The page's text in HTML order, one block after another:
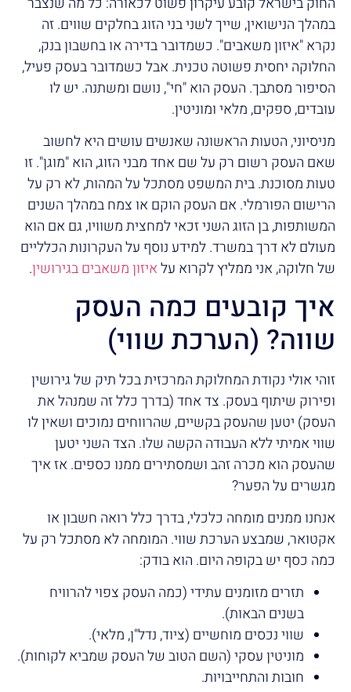
במהלך הנישואין, שייך לשני בני הזוג בחלקים שווים. זה
נקרא "איזון משאבים". כשמדובר בדירה או בחשבון בנק,
החלוקה יחסית פשוטה טכנית. אבל כשמדובר בעסק פעיל,
הסיפור מסתבך. העסק הוא "חי", נושם ומשתנה. יש לו
עובדים, ספקים, מלאי ומוניטין.
מניסיוני, הטעות הראשונה שאנשים עושים היא לחשוב
שאם העסק רשום רק על שם אחד מבני הזוג, הוא "מוגן". זו
טעות מסוכנת. בית המשפט מסתכל על המהות, לא רק על
הרישום הפורמלי. אם העסק הוקם או צמח במהלך השנים
המשותפות, בן הזוג השני זכאי למחצית משוויו, גם אם הוא
מעולם לא דרך במשרד. למידע נוסף על העקרונות הכלליים
של חלוקה, אני ממליץ לקרוא עלאיזון משאבים בגירושין.
איך קובעים כמה העסק
שווה? (הערכת שווי)
זוהי אולי נקודת המחלוקת המרכזית בכל תיק של גירושין
ופירוק שיתוף בעסק. צד אחד (בדרך כלל זה שמנהל את
העסק) יטען שהעסק בקשיים, שהרווחים נמוכים ושאין לו
שווי אמיתי ללא העבודה הקשה שלו. הצד השני יטען
שהעסק הוא מכרה זהב ושמסתירים ממנו כספים. אז איך
מגשרים על הפער?
אנחנו ממנים מומחה כלכלי, בדרך כלל רואה חשבון או
אקטואר, שמבצע הערכת שווי. המומחה לא מסתכל רק על
כמה כסף יש בקופה היום. הוא בודק:
תזרים מזומנים עתידי (כמה העסק צפוי להרוויח
בשנים הבאות).
שווי נכסים מוחשיים (ציוד, נדל"ן, מלאי).
מוניטין עסקי (השם הטוב של העסק שמביא לקוחות).
חובות והתחייבויות.